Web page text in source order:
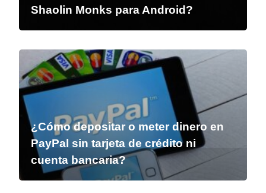
Shaolin Monks para Android?
¿Cómo depositar o meter dinero en
PayPal sin tarjeta de crédito ni
cuenta bancaria?